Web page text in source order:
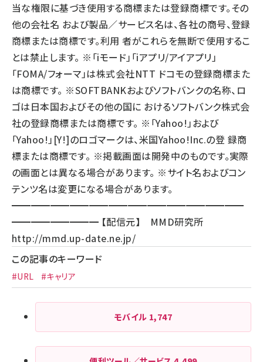
当な権限に基づき使用する商標または登録商標です。その
他の会社名 および製品／サービス名は、各社の商号、登録
商標または商標です。利用 者がこれらを無断で使用するこ
とは禁止します。 ※「iモード」「iアプリ/アイアプリ」
「FOMA/フォーマ」は株式会社NTT ドコモの登録商標また
は商標です。 ※SOFTBANKおよびソフトバンクの名称、ロ
ゴは日本国およびその他の国に おけるソフトバンク株式会
社の登録商標または商標です。 ※「Yahoo!」および
「Yahoo!」[Y!]のロゴマークは、米国Yahoo!Inc.の登 録商
標または商標です。 ※掲載画面は開発中のものです。実際
の画面とは異なる場合があります。 ※サイト名およびコン
テンツ名は変更になる場合があります。
━━━━━━━━━━━━━━━━━━━━━━━━
━━━━━━━━━ 【配信元】 MMD研究所
http://mmd.up-date.ne.jp/
この記事のキーワード
#URL #キャリア
モバイル 1,747